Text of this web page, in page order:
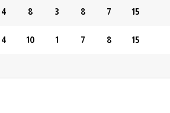
15
7
8
3
8
4
15
8
7
1
10
4